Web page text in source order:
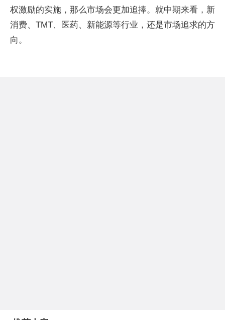
权激励的实施，那么市场会更加追捧。就中期来看，新
消费、TMT、医药、新能源等行业，还是市场追求的方
向。